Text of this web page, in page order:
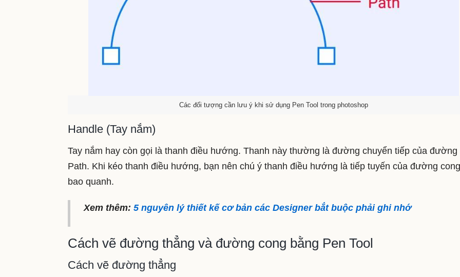
Các đối tượng cần lưu ý khi sử dụng Pen Tool trong photoshop
Handle (Tay nắm)
Tay nắm hay còn gọi là thanh điều hướng. Thanh này thường là đường chuyển tiếp của đường
Path. Khi kéo thanh điều hướng, bạn nên chú ý thanh điều hướng là tiếp tuyến của đường
bao quanh.
Xem thêm: 5 nguyên lý thiết kế cơ bản các Designer bắt buộc phải ghi nhớ
Cách vẽ đường thẳng và đường cong bằng Pen Tool
Cách vẽ đường thẳng